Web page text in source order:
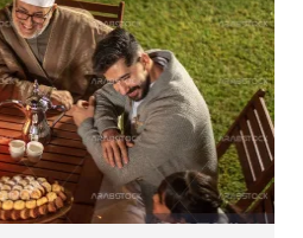
يمكنك طلب أكثر من بطاقة
مشترياتهم أو للتسوق عبر
إضافية لعاملك المنزلي للتحكم
أن يساعدك على إدارة نفقات
الأخرى. أيضاً هذه البطاقة
تشجيعهم على
* تطبق